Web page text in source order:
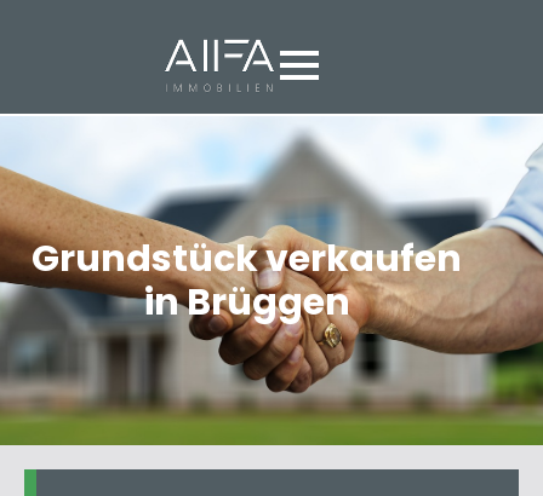
Grundstück verkaufen
in Brüggen